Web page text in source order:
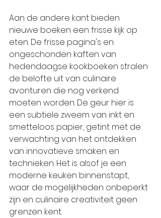
Aan de andere kant bieden
nieuwe boeken een frisse kijk op
eten. De frisse pagina's en
ongeschonden kaften van
hedendaagse kookboeken stralen
de belofte uit van culinaire
avonturen die nog verkend
moeten worden. De geur hier is
een subtiele zweem van inkt en
smetteloos papier, getint met de
verwachting van het ontdekken
van innovatieve smaken en
technieken. Het is alsof je een
moderne keuken binnenstapt,
waar de mogelijkheden onbeperkt
zijn en culinaire creativiteit geen
grenzen kent.